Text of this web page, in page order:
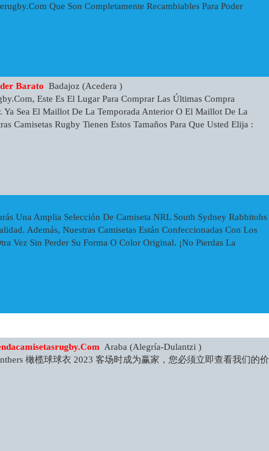
Que Son Completamente Recambiables Para Poder
Barato Badajoz (Acedera )
Este Es El Lugar Para Comprar Las Últimas Compra
Ya Sea El Maillot De La Temporada Anterior O El Maillot De La
Camisetas Rugby Tienen Estos Tamaños Para Que Usted Elija :
Una Amplia Selección De Camiseta NRL South Sydney Rabbitohs
Además, Nuestras Camisetas Están Confeccionadas Con Los
Vez Sin Perder Su Forma O Color Original. ¡No Pierdas La
Araba (Alegría-Dulantzi )
橄榄球球衣 2023 客场时成为赢家，您必须立即查看我们的价